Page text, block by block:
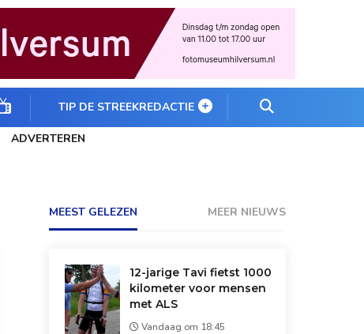
TIP DE STREEKREDACTIE
ADVERTEREN
MEEST GELEZEN MEER NIEUWS
12-jarige Tavi fietst 1000
kilometer voor mensen
met ALS
Vandaag om 18:45